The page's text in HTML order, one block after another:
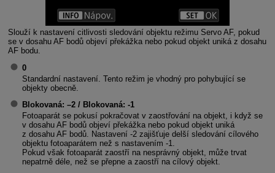
Slouží k nastavení citlivosti sledování objektu režimu Servo AF, pokud
se v dosahu AF bodů objeví překážka nebo pokud objekt uniká z dosahu
AF bodu.
0
Standardní nastavení. Tento režim je vhodný pro pohybující se
objekty obecně.
Blokovaná: –2 / Blokovaná: -1
Fotoaparát se pokusí pokračovat v zaostřování na objekt, i když se
v dosahu AF bodů objeví překážka nebo pokud objekt uniká
z dosahu AF bodů. Nastavení -2 zajišťuje delší sledování cílového
objektu fotoaparátem než s nastavením -1.
Pokud však fotoaparát zaostří na nesprávný objekt, může trvat
nepatrně déle, než se přepne a zaostří na cílový objekt.